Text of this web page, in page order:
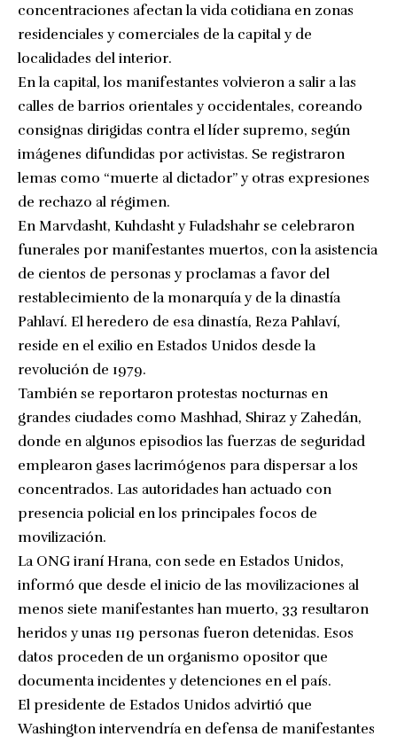
concentraciones afectan la vida cotidiana en zonas
residenciales y comerciales de la capital y de
localidades del interior.
En la capital, los manifestantes volvieron a salir a las
calles de barrios orientales y occidentales, coreando
consignas dirigidas contra el líder supremo, según
imágenes difundidas por activistas. Se registraron
lemas como “muerte al dictador” y otras expresiones
de rechazo al régimen.
En Marvdasht, Kuhdasht y Fuladshahr se celebraron
funerales por manifestantes muertos, con la asistencia
de cientos de personas y proclamas a favor del
restablecimiento de la monarquía y de la dinastía
Pahlaví. El heredero de esa dinastía, Reza Pahlaví,
reside en el exilio en Estados Unidos desde la
revolución de 1979.
También se reportaron protestas nocturnas en
grandes ciudades como Mashhad, Shiraz y Zahedán,
donde en algunos episodios las fuerzas de seguridad
emplearon gases lacrimógenos para dispersar a los
concentrados. Las autoridades han actuado con
presencia policial en los principales focos de
movilización.
La ONG iraní Hrana, con sede en Estados Unidos,
informó que desde el inicio de las movilizaciones al
menos siete manifestantes han muerto, 33 resultaron
heridos y unas 119 personas fueron detenidas. Esos
datos proceden de un organismo opositor que
documenta incidentes y detenciones en el país.
El presidente de Estados Unidos advirtió que
Washington intervendría en defensa de manifestantes